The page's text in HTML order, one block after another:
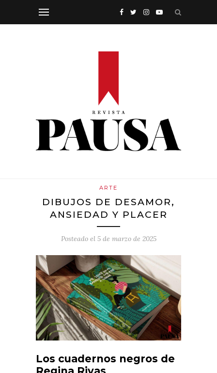
ARTE
DIBUJOS DE DESAMOR,
ANSIEDAD Y PLACER
Posteado el 5 de marzo de 2025
Los cuadernos negros de